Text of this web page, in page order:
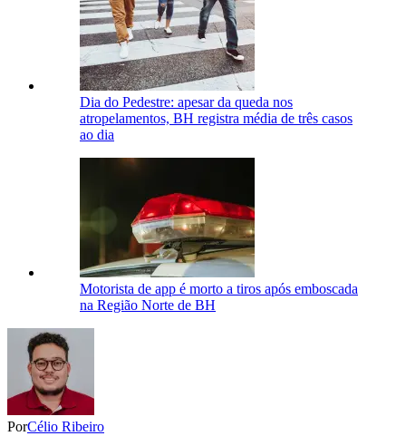
Dia do Pedestre: apesar da queda nos
atropelamentos, BH registra média de três casos
ao dia
Motorista de app é morto a tiros após emboscada
na Região Norte de BH
PorCélio Ribeiro